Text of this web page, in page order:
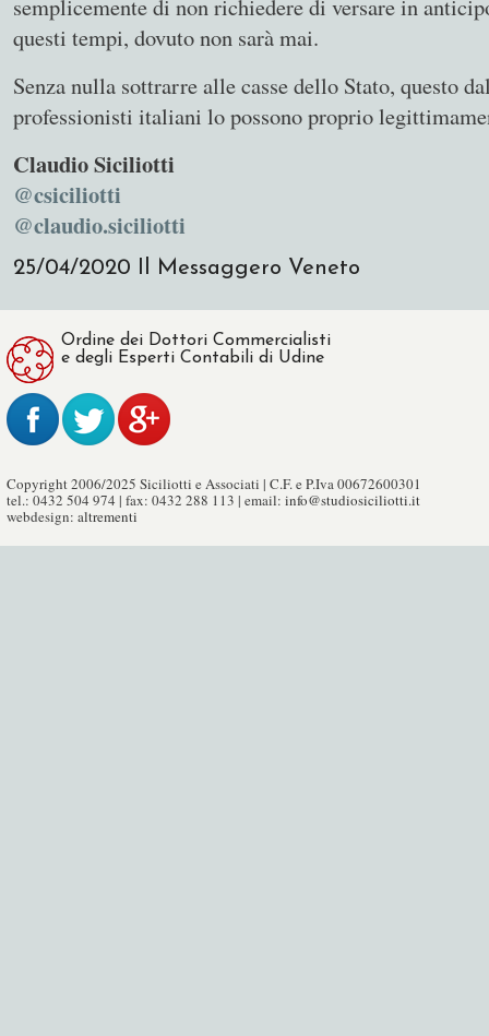
semplicemente di non richiedere di versare in
questi tempi, dovuto non sarà mai.
Senza nulla sottrarre alle casse dello Stato, questo
professionisti italiani lo possono proprio
Claudio Siciliotti
@csiciliotti
@claudio.siciliotti
25/04/2020 Il Messaggero Veneto
Ordine dei Dottori Commercialisti
e degli Esperti Contabili di Udine
Copyright 2006/2025 Siciliotti e Associati | C.F. e P.Iva 00672600301
tel.: 0432 504 974 | fax: 0432 288 113 | email: info@studiosiciliotti.it
webdesign: altrementi